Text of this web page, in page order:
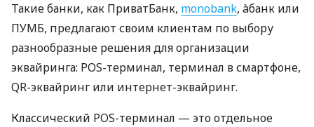
Такие банки, как ПриватБанк, monobank, àбанк или
ПУМБ, предлагают своим клиентам по выбору
разнообразные решения для организации
эквайринга: POS-терминал, терминал в смартфоне,
QR-эквайринг или интернет-эквайринг.
Классический POS-терминал — это отдельное